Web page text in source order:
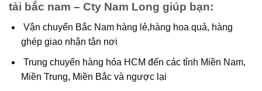
tải bắc nam – Cty Nam Long giúp bạn:
Vận chuyển Bắc Nam hàng lẻ,hàng hoa quả, hàng
ghép giao nhận tận nơi
Trung chuyển hàng hóa HCM đến các tỉnh Miền Nam,
Miền Trung, Miền Bắc và ngược lại